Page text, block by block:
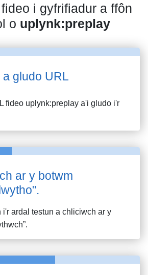
i gyfrifiadur a ffôn
o uplynk:preplay
gludo URL
fideo uplynk:preplay a'i gludo i'r
ar y botwm
ardal testun a chliciwch ar y